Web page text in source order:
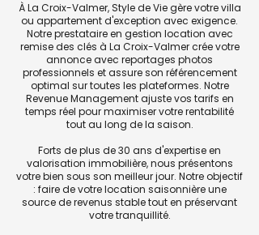
À La Croix-Valmer, Style de Vie gère votre villa
ou appartement d'exception avec exigence.
Notre prestataire en gestion location avec
remise des clés à La Croix-Valmer crée votre
annonce avec reportages photos
professionnels et assure son référencement
optimal sur toutes les plateformes. Notre
Revenue Management ajuste vos tarifs en
temps réel pour maximiser votre rentabilité
tout au long de la saison.
Forts de plus de 30 ans d'expertise en
valorisation immobilière, nous présentons
votre bien sous son meilleur jour. Notre objectif
: faire de votre location saisonnière une
source de revenus stable tout en préservant
votre tranquillité.